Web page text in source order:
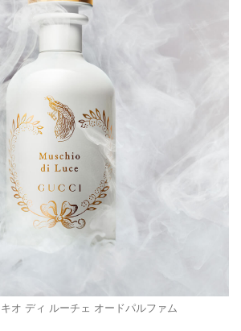
オ ディ ルーチェ オードパルファム